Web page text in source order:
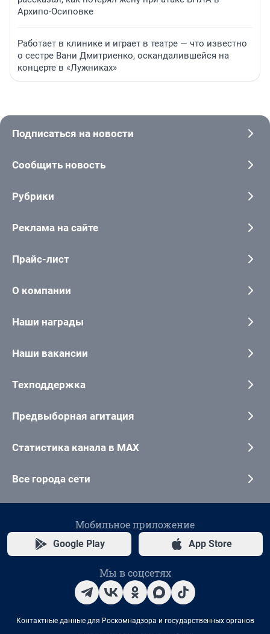
Архипо-Осиповке
Работает в клинике и играет в театре — что известно
о сестре Вани Дмитриенко, оскандалившейся на
концерте в «Лужниках»
Подписаться на новости
Сообщить новость
Рубрики
Реклама на сайте
Прайс-лист
О компании
Наши награды
Наши вакансии
Техподдержка
Предвыборная агитация
Статистика канала в MAX
Все города сети
Мобильное приложение
Google Play App Store
Мы в соцсетях
Контактные данные для Роскомнадзора и государственных органов